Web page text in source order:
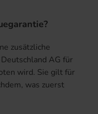
zusätzliche
AG für
wird. Sie gilt für
was zuerst